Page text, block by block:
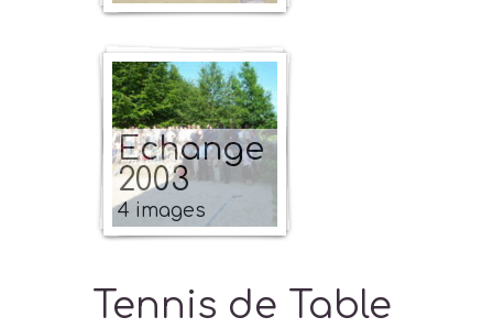
Echange
2003
4 images
Tennis de Table